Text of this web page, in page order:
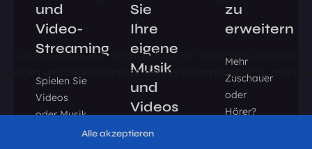
und
Video-
Streaming
Spielen Sie
Videos
oder Musik
Sie
Ihre
eigene
Musik
und
Videos
Dank des
zu
erweitern
Mehr
Zuschauer
oder
Hörer?